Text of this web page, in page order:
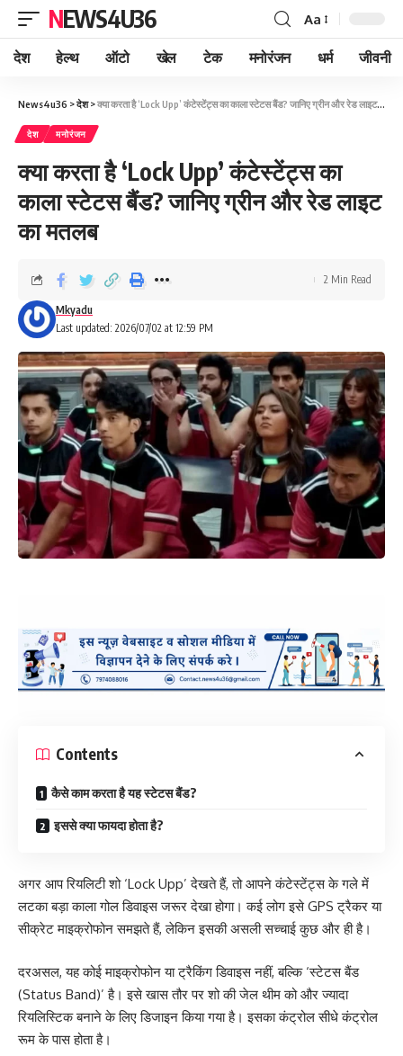
NEWS4U36 Aa
देश हेल्थ ऑटो खेल टेक मनोरंजन धर्म जीवनी
News4u36 >देश>क्या करता है ‘Lock Upp’ कंटेस्टेंट्स का काला स्टेटस बैंड? जानिए ग्रीन और रेड लाइट का मतलब
देश मनोरंजन
क्या करता है ‘Lock Upp’ कंटेस्टेंट्स का
काला स्टेटस बैंड? जानिए ग्रीन और रेड लाइट
का मतलब
Last updated: 2026/07/02 at 12:59 PM
Mkyadu
2 Min Read
Contents
कैसे काम करता है यह स्टेटस बैंड?
इससे क्या फायदा होता है?
अगर आप रियलिटी शो ‘Lock Upp’ देखते हैं, तो आपने कंटेस्टेंट्स के गले में
लटका बड़ा काला गोल डिवाइस जरूर देखा होगा। कई लोग इसे GPS ट्रैकर या
सीक्रेट माइक्रोफोन समझते हैं, लेकिन इसकी असली सच्चाई कुछ और ही है।
दरअसल, यह कोई माइक्रोफोन या ट्रैकिंग डिवाइस नहीं, बल्कि ‘स्टेटस बैंड
(Status Band)’ है। इसे खास तौर पर शो की जेल थीम को और ज्यादा
रियलिस्टिक बनाने के लिए डिजाइन किया गया है। इसका कंट्रोल सीधे कंट्रोल
रूम के पास होता है।